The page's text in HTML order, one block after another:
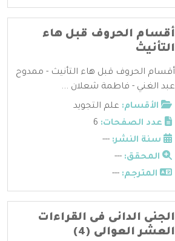
أقسام الحروف قبل هاء
التأنيث
أقسام الحروف قبل هاء التأنيث - ممدوح
عبد الغني - فاطمة شعلان ...
الأقسام: علم التجويد
عدد الصفحات:
سنة النشر: ---
المحقق: ---
المترجم: ---
الجنى الدانى فى القراءات
العشر العوالى (4)